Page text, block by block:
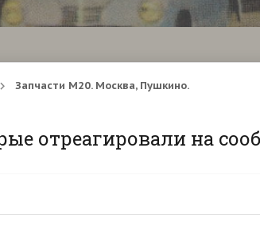
Запчасти М20. Москва, Пушкино.
отреагировали на